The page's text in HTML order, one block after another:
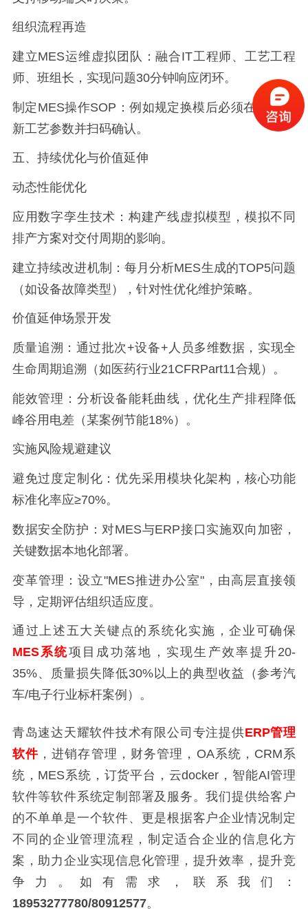
组织流程再造
建立MES运维虚拟团队：融合IT工程师、工艺工程
师、班组长，实现问题30分钟响应闭环。
制定MES操作SOP：例如规定换模后必须在MES更
新工艺参数并扫码确认。
五、持续优化与价值延伸
动态性能优化
应用数字孪生技术：构建产线虚拟模型，模拟不同
排产方案对交付周期的影响。
建立持续改进机制：每月分析MES生成的TOP5问题
（如设备故障类型），针对性优化维护策略。
价值延伸场景开发
质量追溯：通过批次+设备+人员多维数据，实现全
生命周期追溯（如医药行业21CFRPart11合规）。
能效管理：分析设备能耗曲线，优化生产排程降低
峰谷用电差（某案例节能18%）。
实施风险规避建议
避免过度定制化：优先采用模块化架构，核心功能
标准化率应≥70%。
数据安全防护：对MES与ERP接口实施双向加密，
关键数据本地化部署。
变革管理：设立"MES推进办公室"，由高层直接领
导，定期评估组织适应度。
通过上述五大关键点的系统化实施，企业可确保
MES系统项目成功落地，实现生产效率提升20-
35%、质量损失降低30%以上的典型收益（参考汽
车/电子行业标杆案例）。
青岛速达天耀软件技术有限公司专注提供ERP管理
软件 ，进销存管理，财务管理， OA系统， CRM系
统， MES系统，订货平台，云docker ，智能AI管理
软件等软件系统定制部署及服务。我们提供给客户
的不单单是一个软件、更是根据客户企业情况制定
不同的企业管理流程，制定适合企业的信息化方
案，助力企业实现信息化管理，提升效率，提升竞
争力。如有需求，联系我们：
18953277780/80912577。